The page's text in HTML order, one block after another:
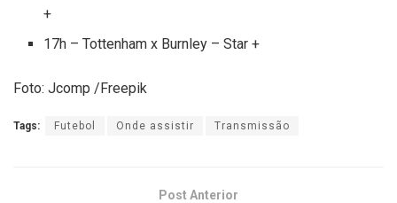
+
17h – Tottenham x Burnley – Star +
Foto: Jcomp /Freepik
Tags: Futebol Onde assistir Transmissão
Post Anterior